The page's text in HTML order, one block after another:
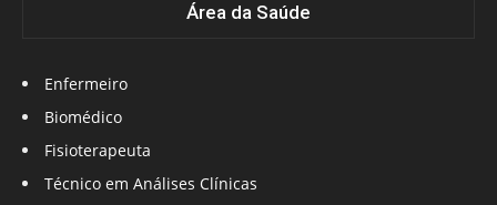
Área da Saúde
Enfermeiro
Biomédico
Fisioterapeuta
Técnico em Análises Clínicas